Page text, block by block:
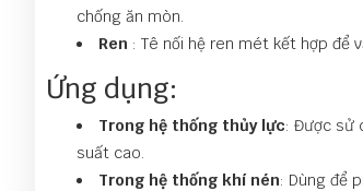
chống ăn mòn.
Ren : Tê nối hệ ren mét kết hợp để
Ứng dụng:
Trong hệ thống thủy lực: Được sử
suất cao.
Trong hệ thống khí nén: Dùng để